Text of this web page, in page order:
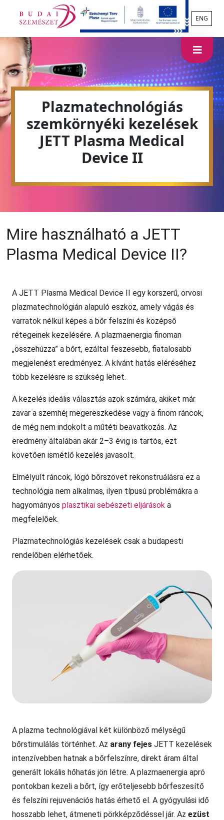
ENG
Plazmatechnológiás
szemkörnyéki kezelések
JETT Plasma Medical
Device II
Mire használható a JETT
Plasma Medical Device II?
A JETT Plasma Medical Device II egy korszerű, orvosi
plazmatechnológián alapuló eszköz, amely vágás és
varratok nélkül képes a bőr felszíni és középső
rétegeinek kezelésére. A plazmaenergia finoman
„összehúzza” a bőrt, ezáltal feszesebb, fiatalosabb
megjelenést eredményez. A kívánt hatás eléréséhez
több kezelésre is szükség lehet.
A kezelés ideális választás azok számára, akiket már
zavar a szemhéj megereszkedése vagy a finom ráncok,
de még nem indokolt a műtéti beavatkozás. Az
eredmény általában akár 2–3 évig is tartós, ezt
követően ismétlő kezelés javasolt.
Elmélyült ráncok, lógó bőrszövet rekonstruálásra ez a
technológia nem alkalmas, ilyen típusú problémákra a
hagyományos plasztikai sebészeti eljárások a
megfelelőek.
Plazmatechnológiás kezelések csak a budapesti
rendelőben elérhetőek.
A plazma technológiával két különböző mélységű
bőrstimulálás történhet. Az arany fejes JETT kezelések
intenzívebben hatnak a bőrfelszínre, direkt áram által
generált lokális hőhatás jön létre. A plazmaenergia apró
pontokban kezeli a bőrt, így erőteljesebb bőrfeszesítő
és felszíni rejuvenációs hatás érhető el. A gyógyulási idő
hosszabb lehet, átmeneti pörkképződéssel jár. Az ezüst